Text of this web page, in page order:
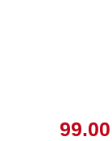
99.00